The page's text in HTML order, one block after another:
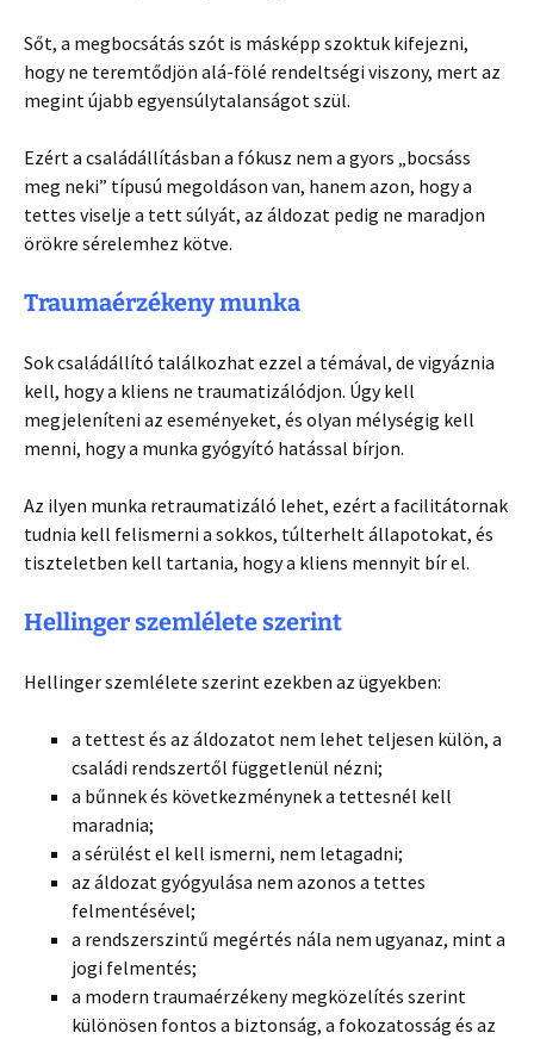
Sőt, a megbocsátás szót is másképp szoktuk kifejezni,
hogy ne teremtődjön alá-fölé rendeltségi viszony, mert az
megint újabb egyensúlytalanságot szül.
Ezért a családállításban a fókusz nem a gyors „bocsáss
meg neki” típusú megoldáson van, hanem azon, hogy a
tettes viselje a tett súlyát, az áldozat pedig ne maradjon
örökre sérelemhez kötve.
Traumaérzékeny munka
Sok családállító találkozhat ezzel a témával, de vigyáznia
kell, hogy a kliens ne traumatizálódjon. Úgy kell
megjeleníteni az eseményeket, és olyan mélységig kell
menni, hogy a munka gyógyító hatással bírjon.
Az ilyen munka retraumatizáló lehet, ezért a facilitátornak
tudnia kell felismerni a sokkos, túlterhelt állapotokat, és
tiszteletben kell tartania, hogy a kliens mennyit bír el.
Hellinger szemlélete szerint
Hellinger szemlélete szerint ezekben az ügyekben:
a tettest és az áldozatot nem lehet teljesen külön, a
családi rendszertől függetlenül nézni;
a bűnnek és következménynek a tettesnél kell
maradnia;
a sérülést el kell ismerni, nem letagadni;
az áldozat gyógyulása nem azonos a tettes
felmentésével;
a rendszerszintű megértés nála nem ugyanaz, mint a
jogi felmentés;
a modern traumaérzékeny megközelítés szerint
különösen fontos a biztonság, a fokozatosság és az